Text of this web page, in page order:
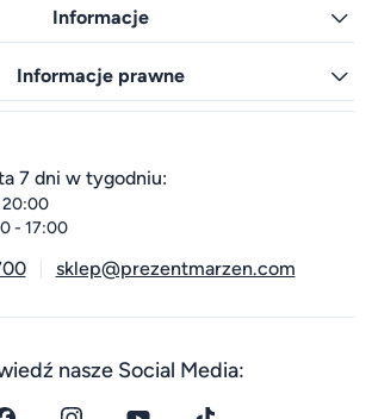
Informacje
Informacje prawne
7 dni w tygodniu:
20:00
- 17:00
sklep@prezentmarzen.com
nasze Social Media: